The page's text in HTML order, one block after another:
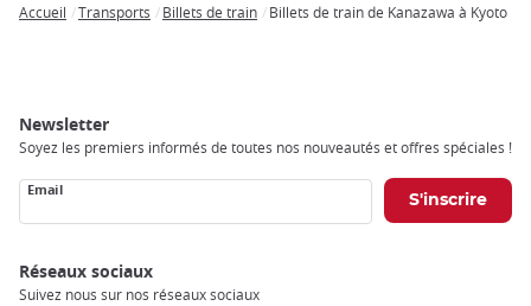
Accueil Transports Billets de train Billets de train de Kanazawa à Kyoto
Newsletter
Soyez les premiers informés de toutes nos nouveautés et offres spéciales !
Email
Réseaux sociaux
Suivez nous sur nos réseaux sociaux